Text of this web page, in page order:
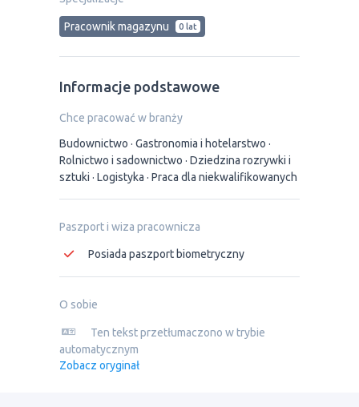
Рracownik magazynu 0 lat
Informacje podstawowe
Chce pracować w branży
Budownictwo
Gastronomia i hotelarstwo
Rolnictwo i sadownictwo
Dziedzina rozrywki i
sztuki
Logistyka Praca dla niekwalifikowanych
Paszport i wiza pracownicza
Posiada paszport biometryczny
O sobie
Ten tekst przetłumaczono w trybie
automatycznym
Zobacz oryginał